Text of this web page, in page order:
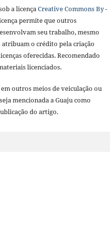
a licença Creative Commons By -
permite que outros
seu trabalho, mesmo
o crédito pela criação
oferecidas. Recomendado
licenciados.
outros meios de veiculação ou
mencionada a Guaju como
do artigo.